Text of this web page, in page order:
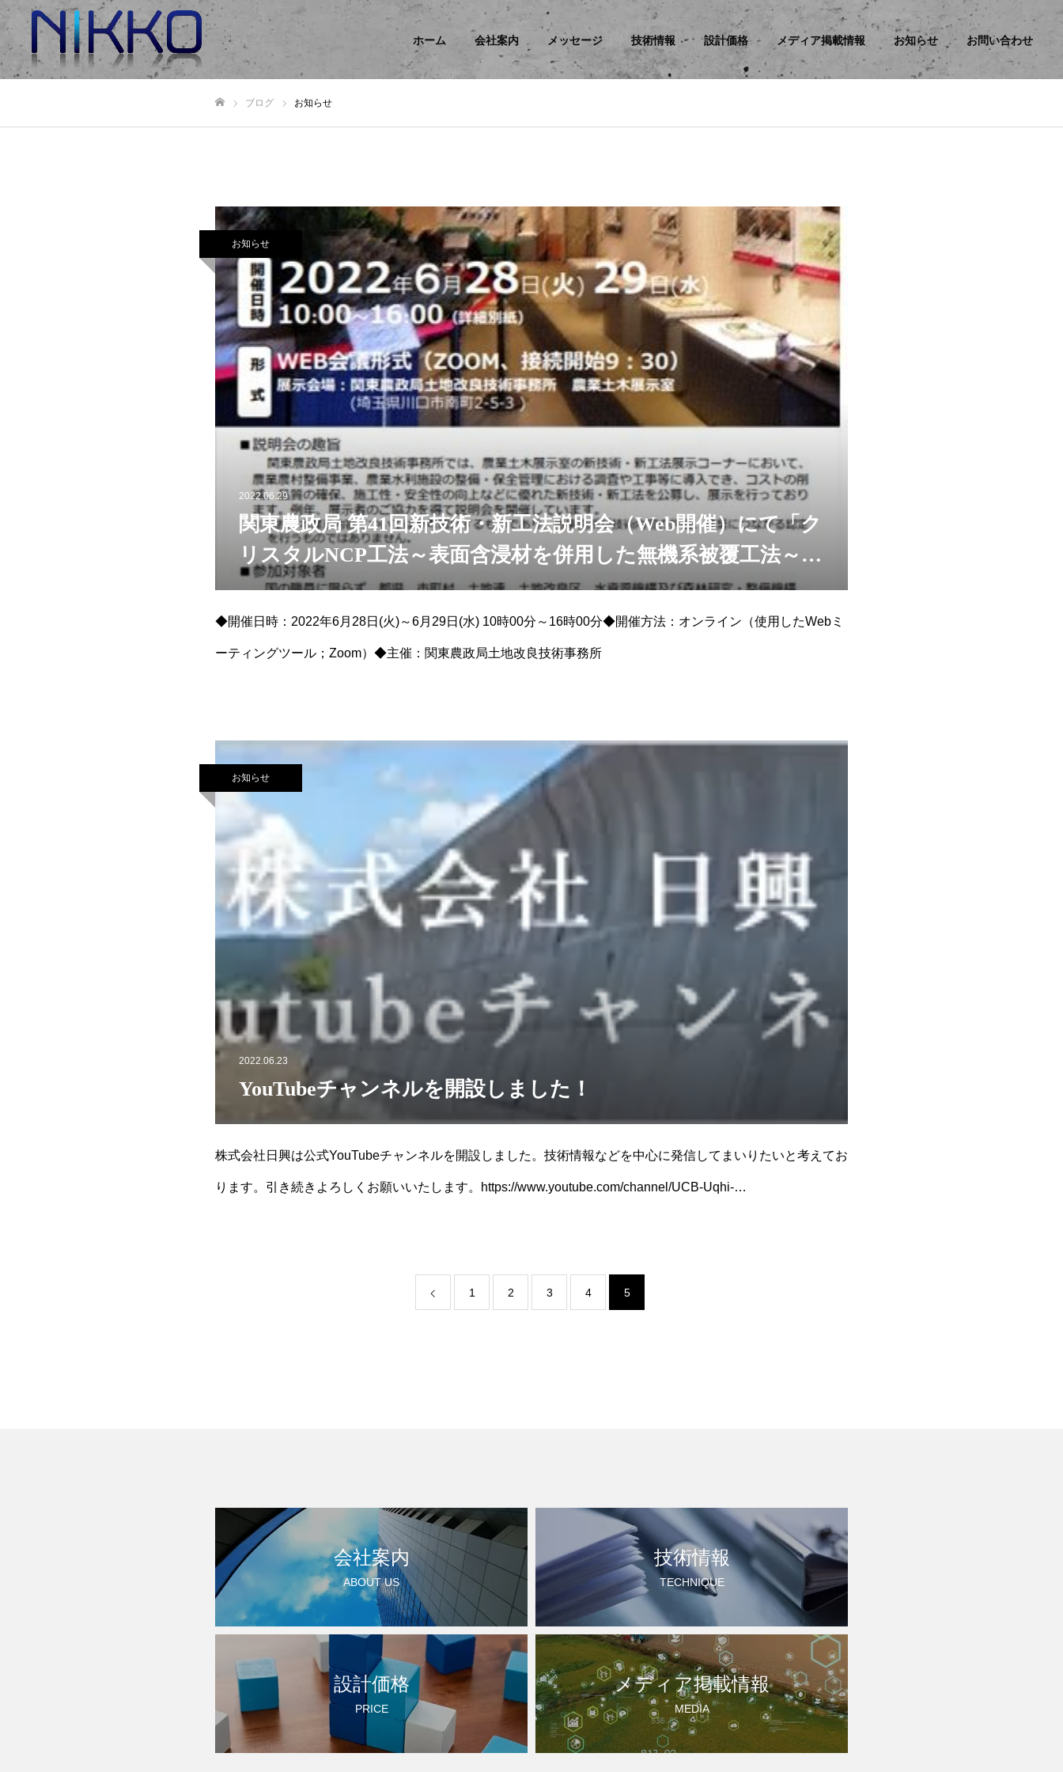
ホーム 会社案内 メッセージ 技術情報 設計価格 メディア掲載情報 お知らせ お問い合わせ
ブログ お知らせ
お知らせ
2022.06.29
関東農政局 第41回新技術・新工法説明会（Web開催）にて「ク
リスタルNCP工法～表面含浸材を併用した無機系被覆工法～」
の技術発表を行いました。
◆開催日時：2022年6月28日(火)～6月29日(水) 10時00分～16時00分◆開催方法：オンライン（使用したWebミ
ーティングツール；Zoom）◆主催：関東農政局土地改良技術事務所
お知らせ
2022.06.23
YouTubeチャンネルを開設しました！
株式会社日興は公式YouTubeチャンネルを開設しました。技術情報などを中心に発信してまいりたいと考えてお
ります。引き続きよろしくお願いいたします。https://www.youtube.com/channel/UCB-Uqhi-
1 2 3 4 5
会社案内
ABOUT US
技術情報
TECHNIQUE
設計価格
PRICE
メディア掲載情報
MEDIA